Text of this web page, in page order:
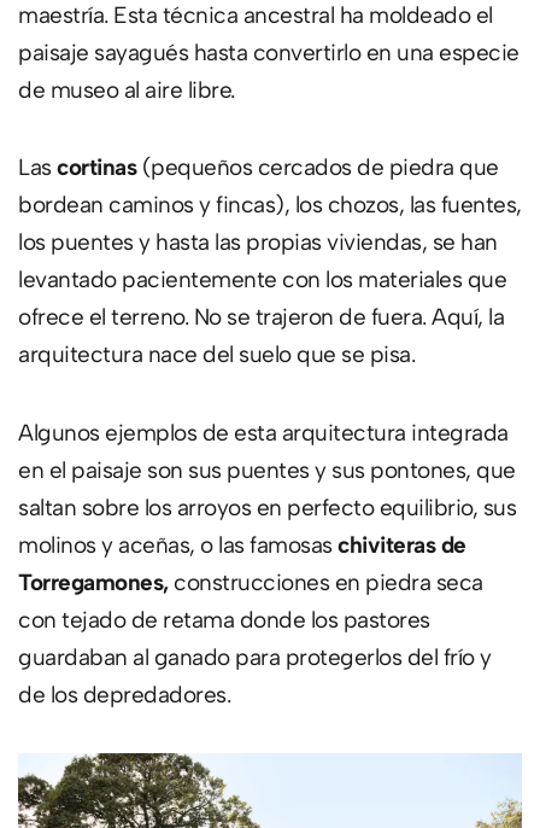
maestría. Esta técnica ancestral ha moldeado el
paisaje sayagués hasta convertirlo en una especie
de museo al aire libre.
Lascortinas (pequeños cercados de piedra que
bordean caminos y fincas), los chozos, las fuentes,
los puentes y hasta las propias viviendas, se han
levantado pacientemente con los materiales que
ofrece el terreno. No se trajeron de fuera. Aquí, la
arquitectura nace del suelo que se pisa.
Algunos ejemplos de esta arquitectura integrada
en el paisaje son sus puentes y sus pontones, que
saltan sobre los arroyos en perfecto equilibrio, sus
molinos y aceñas, o las famosaschiviteras de
Torregamones,construcciones en piedra seca
con tejado de retama donde los pastores
guardaban al ganado para protegerlos del frío y
de los depredadores.